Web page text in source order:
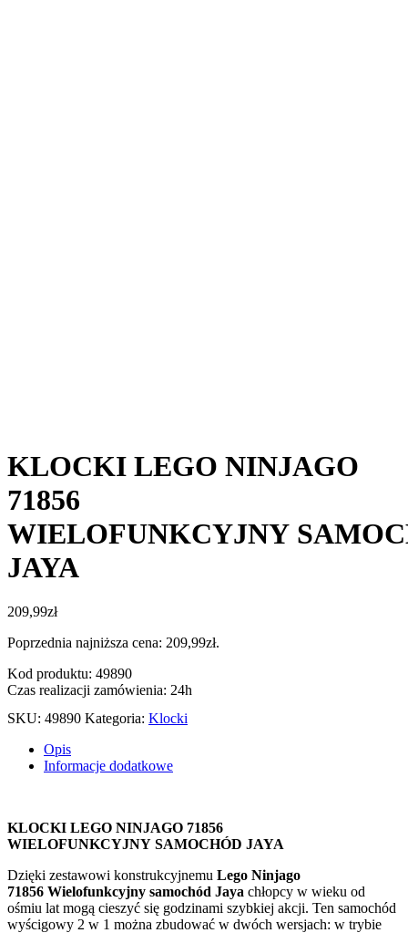
KLOCKI LEGO NINJAGO
71856
WIELOFUNKCYJNY
JAYA
209,99zł
Poprzednia najniższa cena: 209,99zł.
Kod produktu: 49890
Czas realizacji zamówienia: 24h
SKU: 49890 Kategoria: Klocki
Opis
Informacje dodatkowe
KLOCKI LEGO NINJAGO 71856
WIELOFUNKCYJNY SAMOCHÓD JAYA
Dzięki zestawowi konstrukcyjnemu Lego Ninjago
71856 Wielofunkcyjny samochód Jaya chłopcy w wieku od
ośmiu lat mogą cieszyć się godzinami szybkiej akcji. Ten samochód
wyścigowy 2 w 1 można zbudować w dwóch wersjach: w trybie